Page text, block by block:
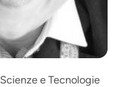
e Tecnologie